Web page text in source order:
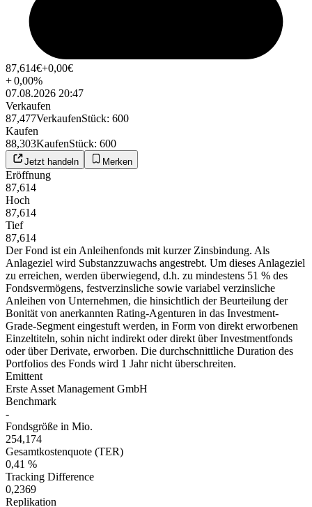
87,614€+0,00€
+0,00%
07.08.2026 20:47
Verkaufen
87,477VerkaufenStück: 600
Kaufen
88,303KaufenStück: 600
Jetzt handeln Merken
Eröffnung
87,614
Hoch
87,614
Tief
87,614
Der Fond ist ein Anleihenfonds mit kurzer Zinsbindung. Als
Anlageziel wird Substanzzuwachs angestrebt. Um dieses Anlageziel
zu erreichen, werden überwiegend, d.h. zu mindestens 51 % des
Fondsvermögens, festverzinsliche sowie variabel verzinsliche
Anleihen von Unternehmen, die hinsichtlich der Beurteilung der
Bonität von anerkannten Rating-Agenturen in das Investment-
Grade-Segment eingestuft werden, in Form von direkt erworbenen
Einzeltiteln, sohin nicht indirekt oder direkt über Investmentfonds
oder über Derivate, erworben. Die durchschnittliche Duration des
Portfolios des Fonds wird 1 Jahr nicht überschreiten.
Emittent
Erste Asset Management GmbH
Benchmark
-
Fondsgröße in Mio.
254,174
Gesamtkostenquote (TER)
0,41 %
Tracking Difference
0,2369
Replikation